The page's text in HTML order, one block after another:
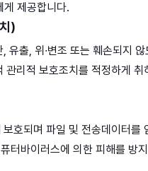
게 제공합니다.
)
출, 위∙변조 또는 훼손되지 않
리적 보호조치를 적정하게 취
호되며 파일 및 전송데이터를
터바이러스에 의한 피해를 방